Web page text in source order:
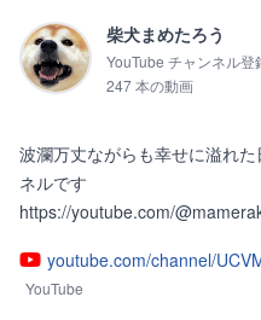
柴犬まめたろう
YouTube チャンネル登
247 本の動画
波瀾万丈ながらも幸せに溢れ
ネルです
https://youtube.com/
youtube.com/channel/
YouTube